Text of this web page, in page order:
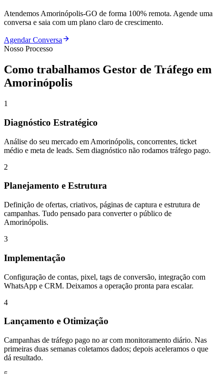
Atendemos Amorinópolis-GO de forma 100% remota. Agende uma
conversa e saia com um plano claro de crescimento.
Agendar Conversa
Nosso Processo
Como trabalhamos Gestor de Tráfego em
Amorinópolis
1
Diagnóstico Estratégico
Análise do seu mercado em Amorinópolis, concorrentes, ticket
médio e meta de leads. Sem diagnóstico não rodamos tráfego pago.
2
Planejamento e Estrutura
Definição de ofertas, criativos, páginas de captura e estrutura de
campanhas. Tudo pensado para converter o público de
Amorinópolis.
3
Implementação
Configuração de contas, pixel, tags de conversão, integração com
WhatsApp e CRM. Deixamos a operação pronta para escalar.
4
Lançamento e Otimização
Campanhas de tráfego pago no ar com monitoramento diário. Nas
primeiras duas semanas coletamos dados; depois aceleramos o que
dá resultado.